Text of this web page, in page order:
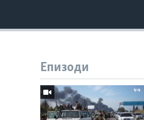
Епизоди